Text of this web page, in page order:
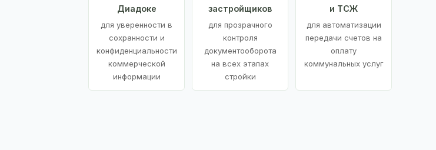
Диадоке
для уверенности в
сохранности и
конфиденциальности
коммерческой
информации
застройщиков
для прозрачного
контроля
документооборота
на всех этапах
стройки
и ТСЖ
для автоматизации
передачи счетов на
оплату
коммунальных услуг